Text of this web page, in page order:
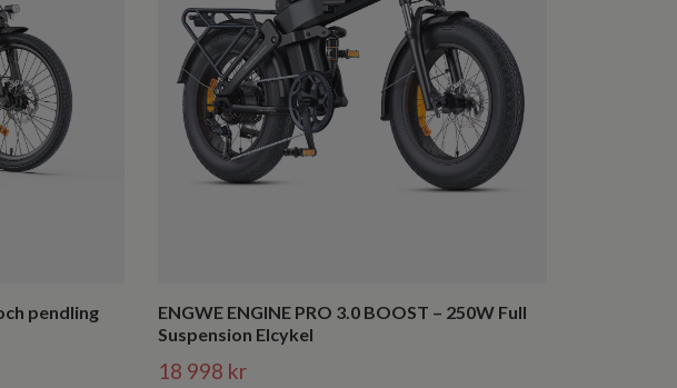
pendling
ENGWE ENGINE PRO 3.0 BOOST – 250W Full
Suspension Elcykel
18 998 kr